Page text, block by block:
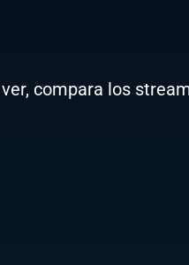
compara los